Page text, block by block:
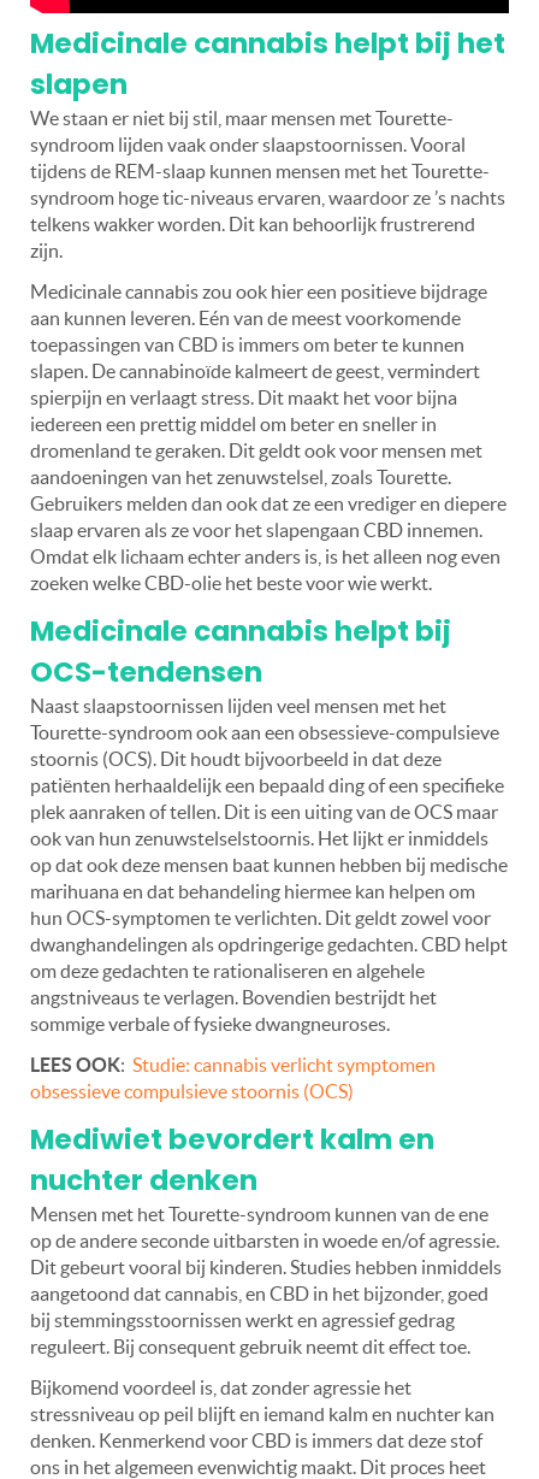
Medicinale cannabis helpt bij het
slapen
We staan er niet bij stil, maar mensen met Tourette-
syndroom lijden vaak onder slaapstoornissen. Vooral
tijdens de REM-slaap kunnen mensen met het Tourette-
syndroom hoge tic-niveaus ervaren, waardoor ze ’s nachts
telkens wakker worden. Dit kan behoorlijk frustrerend
zijn.
Medicinale cannabis zou ook hier een positieve bijdrage
aan kunnen leveren. Eén van de meest voorkomende
toepassingen van CBD is immers om beter te kunnen
slapen. De cannabinoïde kalmeert de geest, vermindert
spierpijn en verlaagt stress. Dit maakt het voor bijna
iedereen een prettig middel om beter en sneller in
dromenland te geraken. Dit geldt ook voor mensen met
aandoeningen van het zenuwstelsel, zoals Tourette.
Gebruikers melden dan ook dat ze een vrediger en diepere
slaap ervaren als ze voor het slapengaan CBD innemen.
Omdat elk lichaam echter anders is, is het alleen nog even
zoeken welke CBD-olie het beste voor wie werkt.
Medicinale cannabis helpt bij
OCS-tendensen
Naast slaapstoornissen lijden veel mensen met het
Tourette-syndroom ook aan een obsessieve-compulsieve
stoornis (OCS). Dit houdt bijvoorbeeld in dat deze
patiënten herhaaldelijk een bepaald ding of een specifieke
plek aanraken of tellen. Dit is een uiting van de OCS maar
ook van hun zenuwstelselstoornis. Het lijkt er inmiddels
op dat ook deze mensen baat kunnen hebben bij medische
marihuana en dat behandeling hiermee kan helpen om
hun OCS-symptomen te verlichten. Dit geldt zowel voor
dwanghandelingen als opdringerige gedachten. CBD helpt
om deze gedachten te rationaliseren en algehele
angstniveaus te verlagen. Bovendien bestrijdt het
sommige verbale of fysieke dwangneuroses.
LEES OOK: Studie: cannabis verlicht symptomen
obsessieve compulsieve stoornis (OCS)
Mediwiet bevordert kalm en
nuchter denken
Mensen met het Tourette-syndroom kunnen van de ene
op de andere seconde uitbarsten in woede en/of agressie.
Dit gebeurt vooral bij kinderen. Studies hebben inmiddels
aangetoond dat cannabis, en CBD in het bijzonder, goed
bij stemmingsstoornissen werkt en agressief gedrag
reguleert. Bij consequent gebruik neemt dit effect toe.
Bijkomend voordeel is, dat zonder agressie het
stressniveau op peil blijft en iemand kalm en nuchter kan
denken. Kenmerkend voor CBD is immers dat deze stof
ons in het algemeen evenwichtig maakt. Dit proces heet